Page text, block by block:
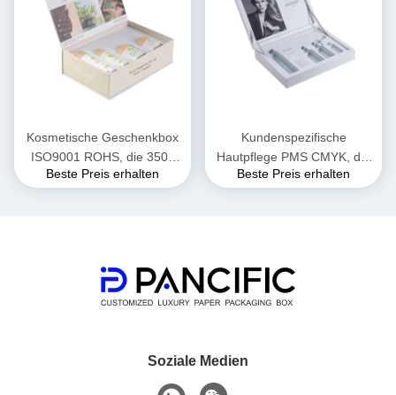
Kosmetische Geschenkbox
ISO9001 ROHS, die 350g
Art Paper Recycled verpackt
Beste Preis erhalten
Kundenspezifische
Hautpflege PMS CMYK, die
aufbereitete
Beste Preis erhalten
Soziale Medien